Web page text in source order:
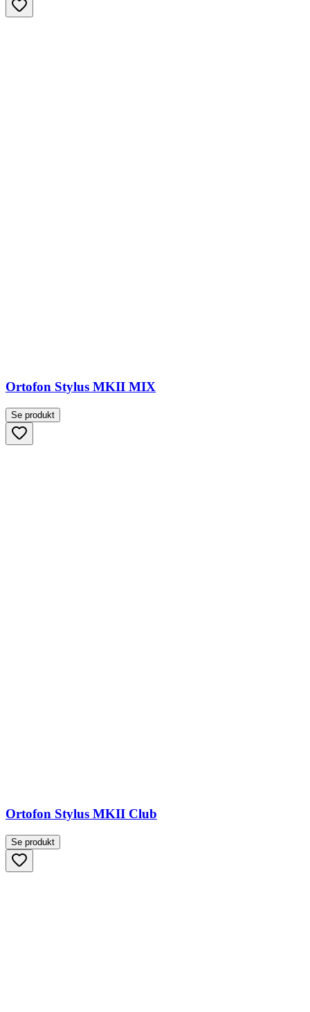
Ortofon Stylus MKII MIX
Se produkt
Ortofon Stylus MKII Club
Se produkt